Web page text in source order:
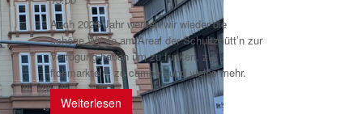
Auch 2026 Jahr werden wir wieder die
schöne Wiese am Areal der Schultzhütt’n zur
Verfügung haben um zu funken, zu
flohmarkteln, zu campen und vieles mehr.
Weiterlesen